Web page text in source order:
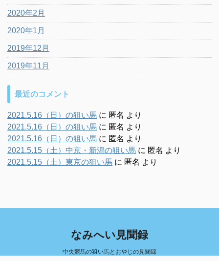
2020年2月
2020年1月
2019年12月
2019年11月
最近のコメント
2021.5.16（日）の狙い馬 に 匿名 より
2021.5.16（日）の狙い馬 に 匿名 より
2021.5.16（日）の狙い馬 に 匿名 より
2021.5.15（土）中京・新潟の狙い馬 に 匿名 より
2021.5.15（土）東京の狙い馬 に 匿名 より
なみへい見聞録
中央競馬の狙い馬とおやじの見聞録